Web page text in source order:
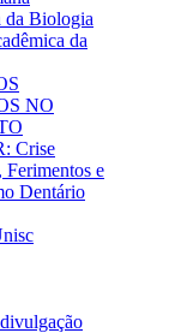
da Biologia
da
NO
Crise
e
Dentário